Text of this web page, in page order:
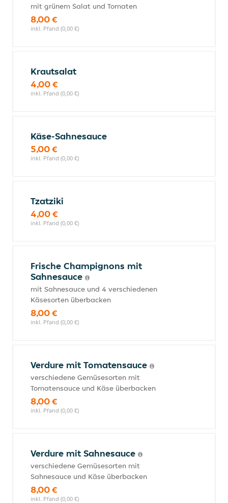
mit grünem Salat und Tomaten
8,00 €
inkl. Pfand (0,00 €)
Krautsalat
4,00 €
inkl. Pfand (0,00 €)
Käse-Sahnesauce
5,00 €
inkl. Pfand (0,00 €)
Tzatziki
4,00 €
inkl. Pfand (0,00 €)
Frische Champignons mit
Sahnesauce
mit Sahnesauce und 4 verschiedenen
Käsesorten überbacken
8,00 €
inkl. Pfand (0,00 €)
Verdure mit Tomatensauce
verschiedene Gemüsesorten mit
Tomatensauce und Käse überbacken
8,00 €
inkl. Pfand (0,00 €)
Verdure mit Sahnesauce
verschiedene Gemüsesorten mit
Sahnesauce und Käse überbacken
8,00 €
inkl. Pfand (0,00 €)